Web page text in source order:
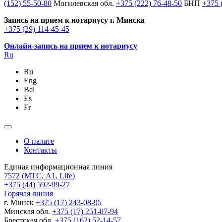
(152) 55-50-80 Могилевская обл. +375 (222) 76-48-50 БНП +375
Запись на прием к нотариусу г. Минска
+375 (29) 114-45-45
Онлайн-запись на прием к нотариусу
Ru
Ru
Eng
Bel
Es
Fr
О палате
Контакты
Единая информационная линия
7572 (МТС, A1, Life)
+375 (44) 592-99-27
Горячая линия
г. Минск +375 (17) 243-08-95
Минская обл. +375 (17) 251-07-94
Брестская обл. +375 (162) 52-14-57